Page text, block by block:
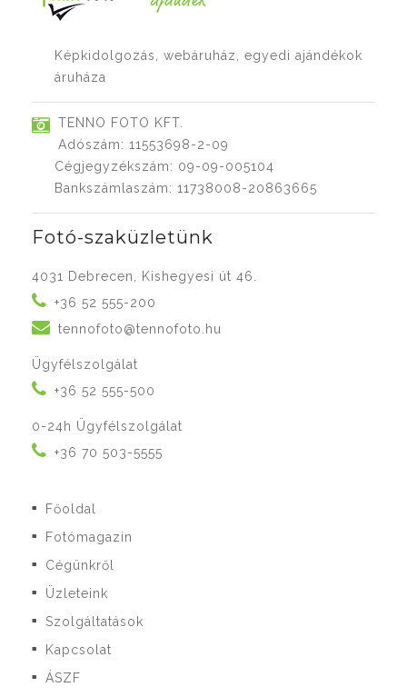
Képkidolgozás, webáruház, egyedi ajándékok
áruháza
TENNO FOTO KFT.
Adószám: 11553698-2-09
Cégjegyzékszám: 09-09-005104
Bankszámlaszám: 11738008-20863665
Fotó-szaküzletünk
4031 Debrecen, Kishegyesi út 46.
+36 52 555-200
tennofoto@tennofoto.hu
Ügyfélszolgálat
+36 52 555-500
0-24h Ügyfélszolgálat
+36 70 503-5555
■ Főoldal
■ Fotómagazin
■ Cégünkről
■ Üzleteink
■ Szolgáltatások
■ Kapcsolat
■ ÁSZF